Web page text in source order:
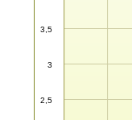
2,5
3
3,5